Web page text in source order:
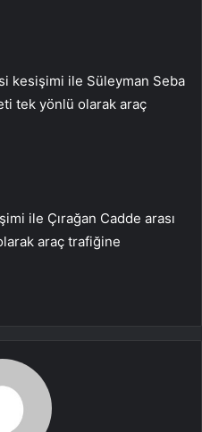
kesişimi ile Süleyman Seba
tek yönlü olarak araç
ile Çırağan Cadde arası
araç trafiğine